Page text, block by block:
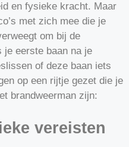
en fysieke kracht. Maar
met zich mee die je
om bij de
je eerste baan na je
of deze baan iets
op een rijtje gezet die je
brandweerman zijn:
vereisten